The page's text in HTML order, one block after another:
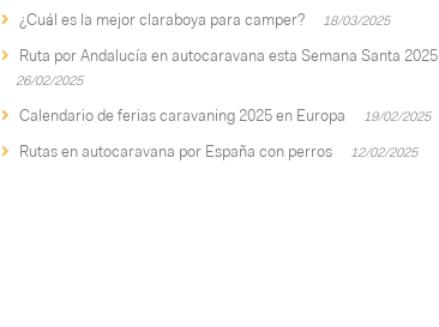
¿Cuál es la mejor claraboya para camper? 18/03/2025
Ruta por Andalucía en autocaravana esta Semana Santa 2025
26/02/2025
Calendario de ferias caravaning 2025 en Europa 19/02/2025
Rutas en autocaravana por España con perros 12/02/2025